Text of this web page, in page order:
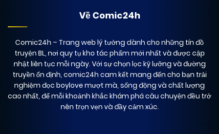
Về Comic24h
Comic24h – Trang web lý tưởng dành cho những tín đồ
truyện BL, nơi quy tụ kho tác phẩm mới nhất và được cập
nhật liên tục mỗi ngày. Với sự chọn lọc kỹ lưỡng và đường
truyền ổn định, comic24h cam kết mang đến cho bạn trải
nghiệm đọc boylove mượt mà, sống động và chất lượng
cao nhất, để mỗi khoảnh khắc khám phá câu chuyện đều trở
nên trọn vẹn và đầy cảm xúc.